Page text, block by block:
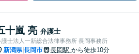
十嵐 亮 弁護士
護士法人一新総合法律事務所 長岡事務所
新潟県|長岡市 長岡駅 から徒歩10分